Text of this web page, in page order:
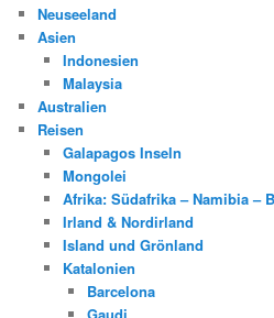
Neuseeland
Asien
Indonesien
Malaysia
Australien
Reisen
Galapagos Inseln
Mongolei
Afrika: Südafrika – Namibia –
Irland & Nordirland
Island und Grönland
Katalonien
Barcelona